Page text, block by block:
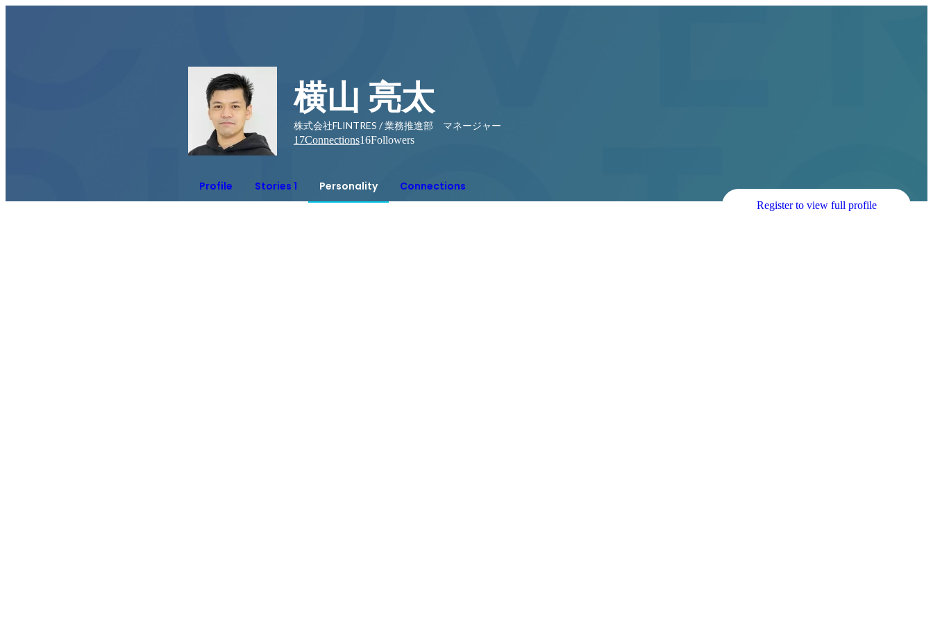
横山 亮太
株式会社FLINTRES / 業務推進部 マネージャー
17Connections16Followers
Profile Stories 1 Personality Connections
Register to view full profile